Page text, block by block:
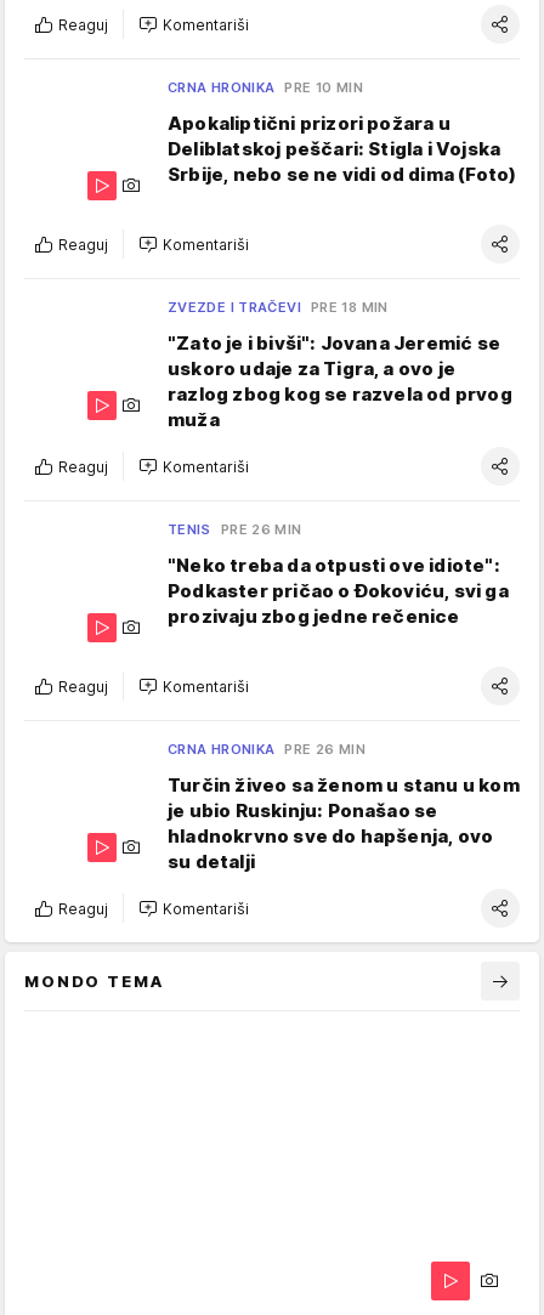
Reaguj Komentariši
CRNA HRONIKA PRE 10 MIN
Apokaliptični prizori požara u
Deliblatskoj peščari: Stigla i Vojska
Srbije, nebo se ne vidi od dima (Foto)
Reaguj Komentariši
ZVEZDE I TRAČEVI PRE 18 MIN
"Zato je i bivši": Jovana Jeremić se
uskoro udaje za Tigra, a ovo je
razlog zbog kog se razvela od prvog
muža
Reaguj Komentariši
TENIS PRE 26 MIN
"Neko treba da otpusti ove idiote":
Podkaster pričao o Đokoviću, svi ga
prozivaju zbog jedne rečenice
Reaguj Komentariši
CRNA HRONIKA PRE 26 MIN
Turčin živeo sa ženom u stanu u kom
je ubio Ruskinju: Ponašao se
hladnokrvno sve do hapšenja, ovo
su detalji
Reaguj Komentariši
MONDO TEMA